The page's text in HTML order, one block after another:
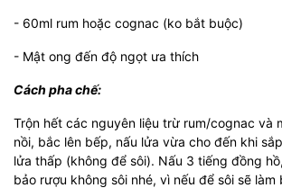
- 60ml rum hoặc cognac (ko bắt buộc)
- Mật ong đến độ ngọt ưa thích
Cách pha chế:
Trộn hết các nguyên liệu trừ rum/cognac và
nồi, bắc lên bếp, nấu lửa vừa cho đến khi
lửa thấp (không để sôi). Nấu 3 tiếng đồng
bảo rượu không sôi nhé, vì nếu để sôi sẽ làm